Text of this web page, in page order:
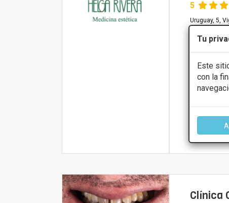
Tu
Este
con la
5
Uruguay, 5,
PRIMERA
Más
Clínica